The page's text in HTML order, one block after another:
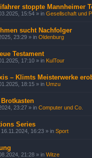
stoppte Mannheimer
15:54 » in Gesellschaft und
sucht Nachfolger
23:29 » in Oldenburg
Testament
17:10 » in KulTour
– Klimts Meisterwerke
18:15 » in Umzu
23:27 » in Computer und Co.
Series
16.11.2024, 16:23 » in Sport
21:28 » in Witze